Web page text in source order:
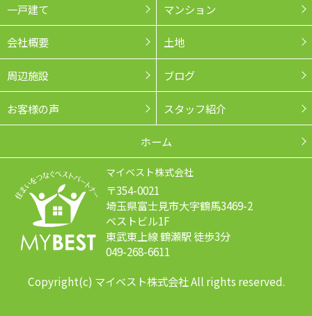
一戸建て マンション
会社概要 土地
周辺施設 ブログ
お客様の声 スタッフ紹介
ホーム
マイベスト株式会社
〒354-0021
埼玉県富士見市大字鶴馬3469-2
ベストビル1F
東武東上線 鶴瀬駅 徒歩3分
049-268-6611
Copyright(c) マイベスト株式会社 All rights reserved.